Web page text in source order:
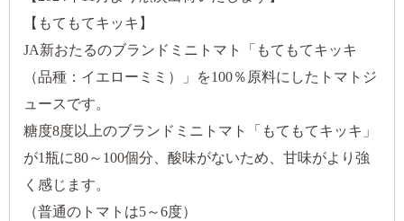
【もてもてキッキ】
JA新おたるのブランドミニトマト「もてもてキッキ
（品種：イエローミミ）」を100％原料にしたトマトジ
ュースです。
糖度8度以上のブランドミニトマト「もてもてキッキ」
が1瓶に80～100個分、酸味がないため、甘味がより強
く感じます。
（普通のトマトは5～6度）